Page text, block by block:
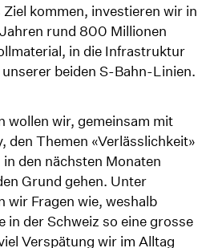
kommen, investieren wir in
rund 800 Millionen
in die Infrastruktur
beiden S-Bahn-Linien.
wollen wir, gemeinsam mit
den Themen «Verlässlichkeit»
den nächsten Monaten
Grund gehen. Unter
wir Fragen wie, weshalb
in der Schweiz so eine grosse
Verspätung wir im Alltag